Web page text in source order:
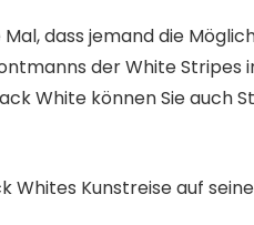
Mal, dass jemand die
der White Stripes
White können Sie auch
Whites Kunstreise auf